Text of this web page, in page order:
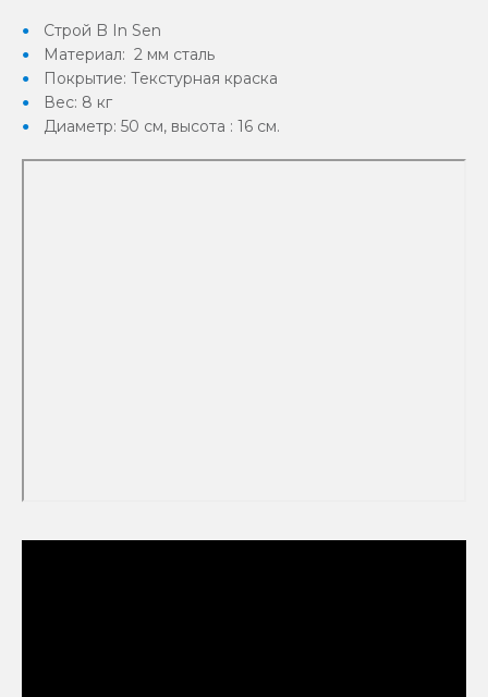
Строй B In Sen
Материал: 2 мм сталь
Покрытие: Текстурная краска
Вес: 8 кг
Диаметр: 50 см, высота : 16 см.